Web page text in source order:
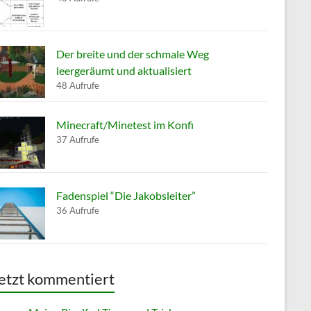
Der breite und der schmale Weg
leergeräumt und aktualisiert
48 Aufrufe
Minecraft/Minetest im Konfi
37 Aufrufe
Fadenspiel “Die Jakobsleiter”
36 Aufrufe
kommentiert